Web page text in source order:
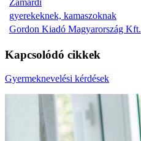
Zamárdi
gyerekeknek, kamaszoknak
Gordon Kiadó Magyarország Kft.
Kapcsolódó cikkek
Gyermeknevelési kérdések